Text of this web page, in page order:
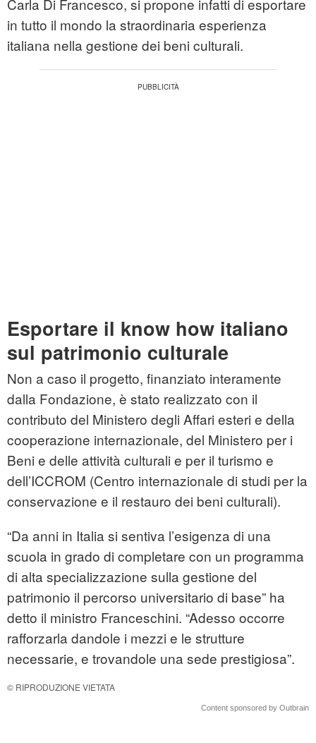
Carla Di Francesco, si propone infatti di esportare
in tutto il mondo la straordinaria esperienza
italiana nella gestione dei beni culturali.
Esportare il know how italiano
sul patrimonio culturale
Non a caso il progetto, finanziato interamente
dalla Fondazione, è stato realizzato con il
contributo del Ministero degli Affari esteri e della
cooperazione internazionale, del Ministero per i
Beni e delle attività culturali e per il turismo e
dell’ICCROM (Centro internazionale di studi per la
conservazione e il restauro dei beni culturali).
“Da anni in Italia si sentiva l’esigenza di una
scuola in grado di completare con un programma
di alta specializzazione sulla gestione del
patrimonio il percorso universitario di base” ha
detto il ministro Franceschini. “Adesso occorre
rafforzarla dandole i mezzi e le strutture
necessarie, e trovandole una sede prestigiosa”.
© RIPRODUZIONE VIETATA
Content sponsored by Outbrain